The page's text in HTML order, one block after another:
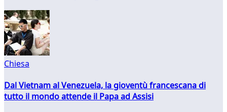
Chiesa
Dal Vietnam al Venezuela, la gioventù francescana di
tutto il mondo attende il Papa ad Assisi